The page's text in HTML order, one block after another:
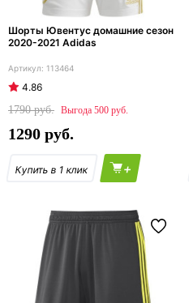
Шорты Ювентус домашние сезон
2020-2021 Adidas
113464
4.86
1790
500
1290
+